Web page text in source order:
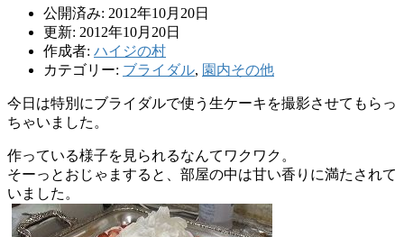
公開済み: 2012年10月20日
更新: 2012年10月20日
作成者: ハイジの村
カテゴリー: ブライダル, 園内その他
今日は特別にブライダルで使う生ケーキを撮影させてもらっ
ちゃいました。
作っている様子を見られるなんてワクワク。
そーっとおじゃますると、部屋の中は甘い香りに満たされて
いました。